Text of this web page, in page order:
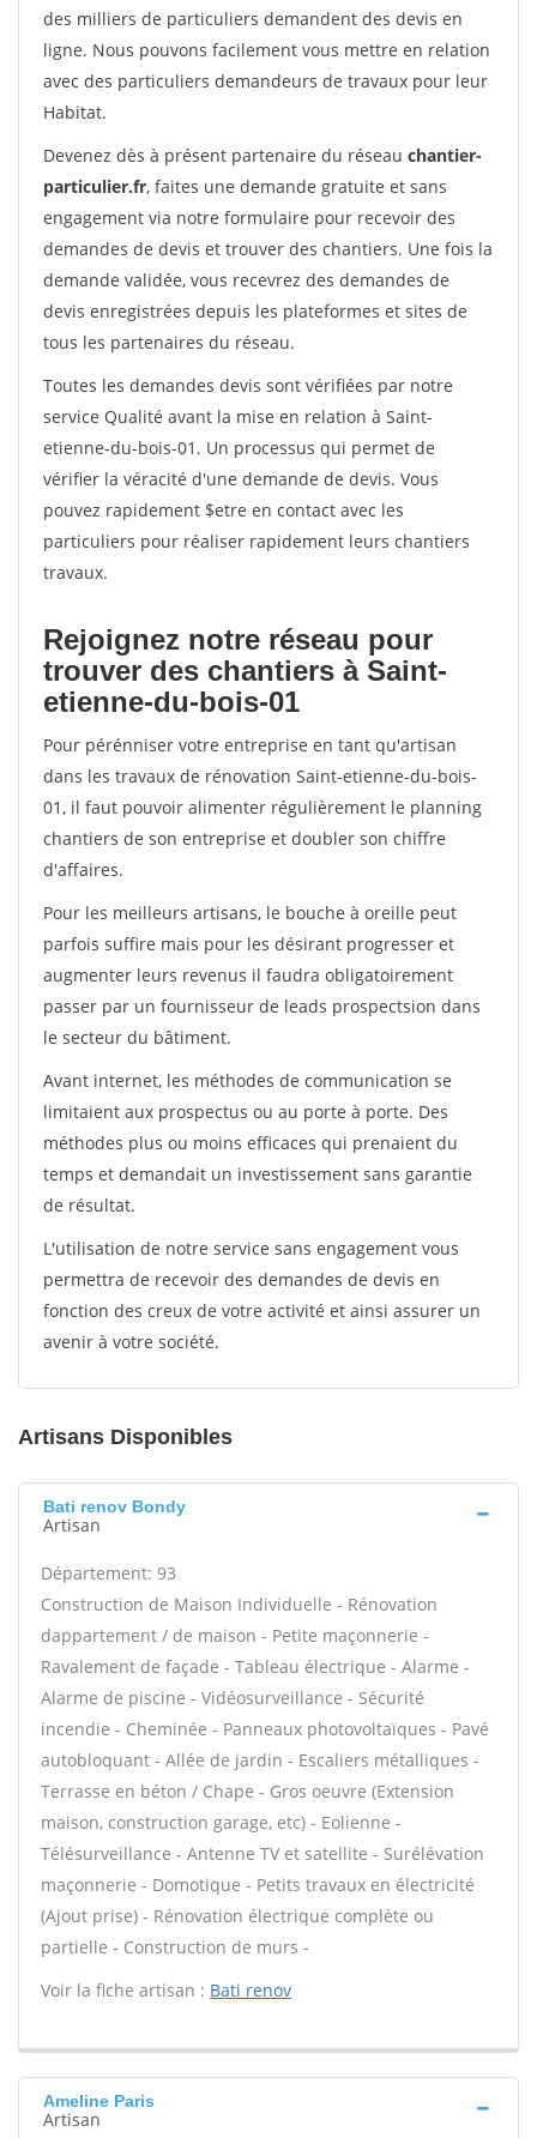
des milliers de particuliers demandent des devis en
ligne. Nous pouvons facilement vous mettre en relation
avec des particuliers demandeurs de travaux pour leur
Habitat.
Devenez dès à présent partenaire du réseau chantier-
particulier.fr, faites une demande gratuite et sans
engagement via notre formulaire pour recevoir des
demandes de devis et trouver des chantiers. Une fois la
demande validée, vous recevrez des demandes de
devis enregistrées depuis les plateformes et sites de
tous les partenaires du réseau.
Toutes les demandes devis sont vérifiées par notre
service Qualité avant la mise en relation à Saint-
etienne-du-bois-01. Un processus qui permet de
vérifier la véracité d'une demande de devis. Vous
pouvez rapidement $etre en contact avec les
particuliers pour réaliser rapidement leurs chantiers
travaux.
Rejoignez notre réseau pour
trouver des chantiers à Saint-
etienne-du-bois-01
Pour pérénniser votre entreprise en tant qu'artisan
dans les travaux de rénovation Saint-etienne-du-bois-
01, il faut pouvoir alimenter régulièrement le planning
chantiers de son entreprise et doubler son chiffre
d'affaires.
Pour les meilleurs artisans, le bouche à oreille peut
parfois suffire mais pour les désirant progresser et
augmenter leurs revenus il faudra obligatoirement
passer par un fournisseur de leads prospectsion dans
le secteur du bâtiment.
Avant internet, les méthodes de communication se
limitaient aux prospectus ou au porte à porte. Des
méthodes plus ou moins efficaces qui prenaient du
temps et demandait un investissement sans garantie
de résultat.
L'utilisation de notre service sans engagement vous
permettra de recevoir des demandes de devis en
fonction des creux de votre activité et ainsi assurer un
avenir à votre société.
Artisans Disponibles
Bati renov Bondy
Artisan
Département: 93
Construction de Maison Individuelle - Rénovation
dappartement / de maison - Petite maçonnerie -
Ravalement de façade - Tableau électrique - Alarme -
Alarme de piscine - Vidéosurveillance - Sécurité
incendie - Cheminée - Panneaux photovoltaïques - Pavé
autobloquant - Allée de jardin - Escaliers métalliques -
Terrasse en béton / Chape - Gros oeuvre (Extension
maison, construction garage, etc) - Eolienne -
Télésurveillance - Antenne TV et satellite - Surélévation
maçonnerie - Domotique - Petits travaux en électricité
(Ajout prise) - Rénovation électrique complète ou
partielle - Construction de murs -
Voir la fiche artisan : Bati renov
Ameline Paris
Artisan